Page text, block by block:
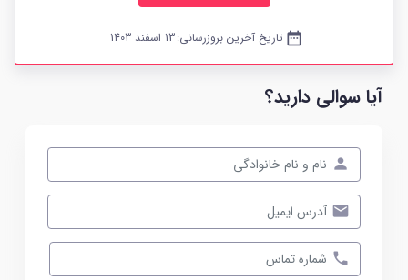
date_range تاریخ آخرین بروزرسانی:13 اسفند 1403
آیا سوالی دارید؟